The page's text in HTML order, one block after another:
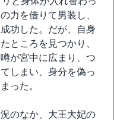
力を借りて男装し、
功した。だが、自身
ところを見つかり、
が宮中に広まり、つ
しまい、身分を偽っ
った。
のなか、大王大妃の